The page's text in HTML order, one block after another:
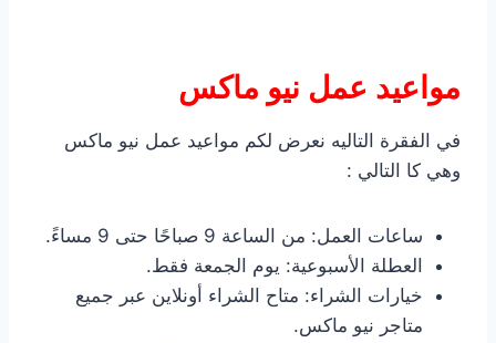
مواعيد عمل نيو ماكس
في الفقرة التاليه نعرض لكم مواعيد عمل نيو ماكس
وهي كا التالي :
ساعات العمل: من الساعة 9 صباحًا حتى 9 مساءً.
العطلة الأسبوعية: يوم الجمعة فقط.
خيارات الشراء: متاح الشراء أونلاين عبر جميع
متاجر نيو ماكس.